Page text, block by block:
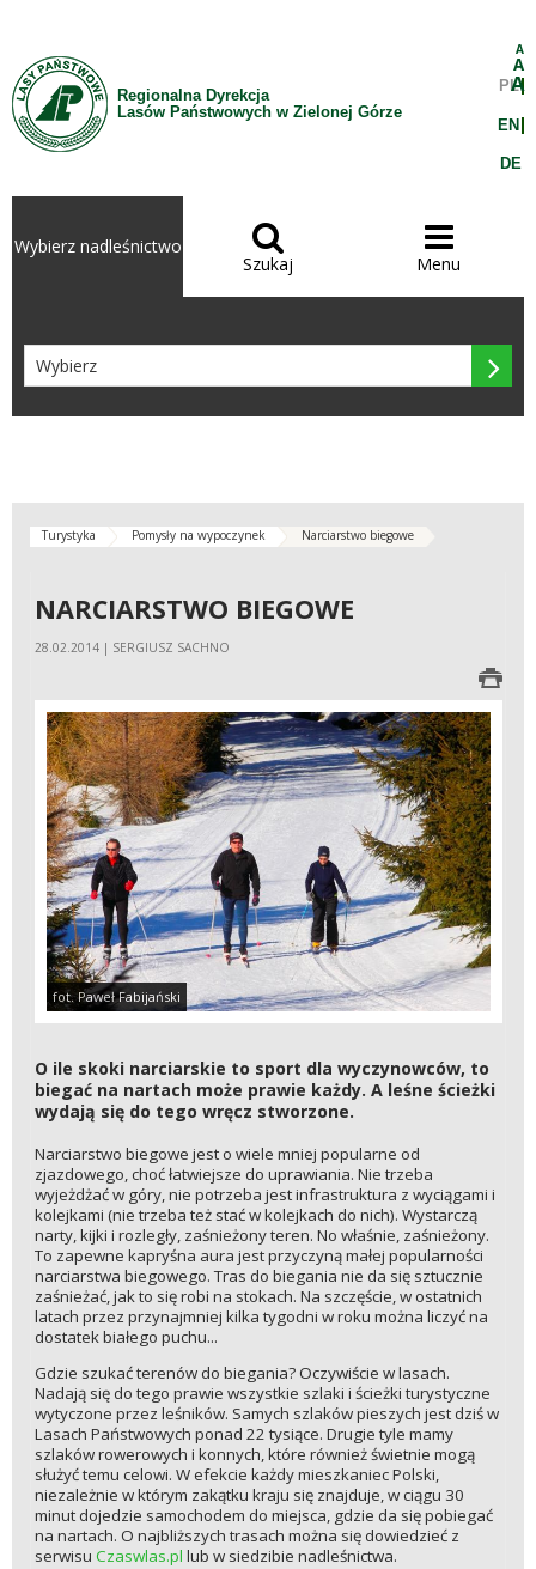
Regionalna Dyrekcja
Lasów Państwowych w Zielonej Górze
A
A
A
PL
EN
DE
Wybierz nadleśnictwo 
Szukaj

Menu

Turystyka Pomysły na wypoczynek Narciarstwo biegowe
NARCIARSTWO BIEGOWE
28.02.2014 | SERGIUSZ SACHNO
fot. Paweł Fabijański
O ile skoki narciarskie to sport dla wyczynowców, to
biegać na nartach może prawie każdy. A leśne ścieżki
wydają się do tego wręcz stworzone.
Narciarstwo biegowe jest o wiele mniej popularne od
zjazdowego, choć łatwiejsze do uprawiania. Nie trzeba
wyjeżdżać w góry, nie potrzeba jest infrastruktura z wyciągami i
kolejkami (nie trzeba też stać w kolejkach do nich). Wystarczą
narty, kijki i rozległy, zaśnieżony teren. No właśnie, zaśnieżony.
To zapewne kapryśna aura jest przyczyną małej popularności
narciarstwa biegowego. Tras do biegania nie da się sztucznie
zaśnieżać, jak to się robi na stokach. Na szczęście, w ostatnich
latach przez przynajmniej kilka tygodni w roku można liczyć na
dostatek białego puchu...
Gdzie szukać terenów do biegania? Oczywiście w lasach.
Nadają się do tego prawie wszystkie szlaki i ścieżki turystyczne
wytyczone przez leśników. Samych szlaków pieszych jest dziś w
Lasach Państwowych ponad 22 tysiące. Drugie tyle mamy
szlaków rowerowych i konnych, które również świetnie mogą
służyć temu celowi. W efekcie każdy mieszkaniec Polski,
niezależnie w którym zakątku kraju się znajduje, w ciągu 30
minut dojedzie samochodem do miejsca, gdzie da się pobiegać
na nartach. O najbliższych trasach można się dowiedzieć z
serwisu Czaswlas.pl lub w siedzibie nadleśnictwa.